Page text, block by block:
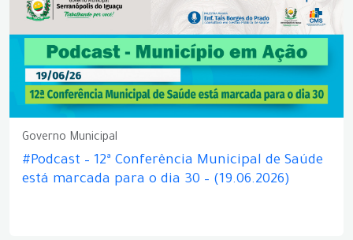
Governo Municipal
#Podcast – 12ª Conferência Municipal de Saúde
está marcada para o dia 30 – (19.06.2026)